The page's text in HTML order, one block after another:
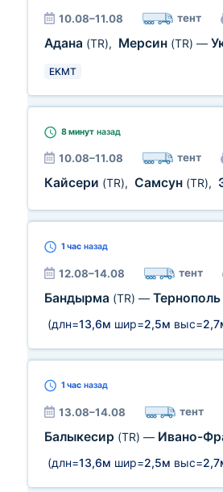
10.08–11.08 тент
Адана (TR), Мерсин (TR) —
EKMT
8 минут назад
10.08–11.08 тент
Кайсери (TR), Самсун (TR),
1 час назад
12.08–14.08 тент
Бандырма (TR) — Тернополь
(длн=13,6м шир=2,5м выс=
1 час назад
13.08–14.08 тент
Балыкесир (TR) — Ивано-
(длн=13,6м шир=2,5м выс=